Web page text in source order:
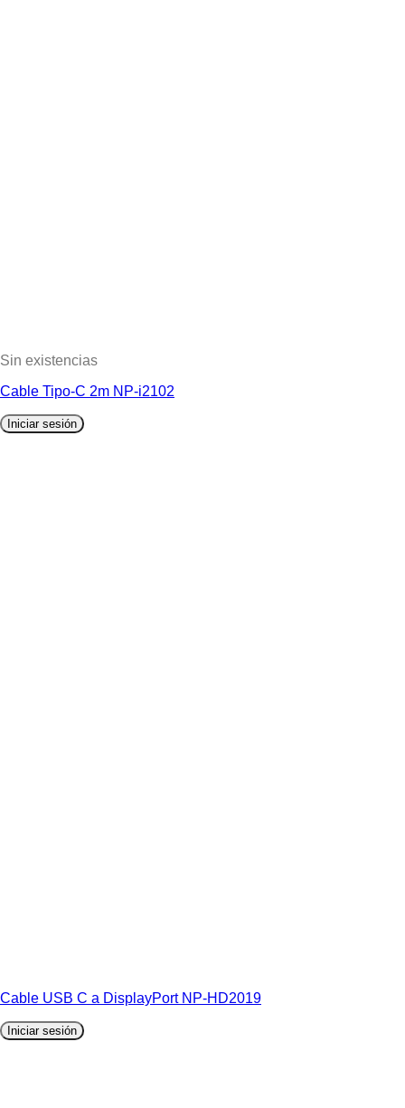
Sin existencias
Cable Tipo-C 2m NP-i2102
Iniciar sesión
Cable USB C a DisplayPort NP-HD2019
Iniciar sesión